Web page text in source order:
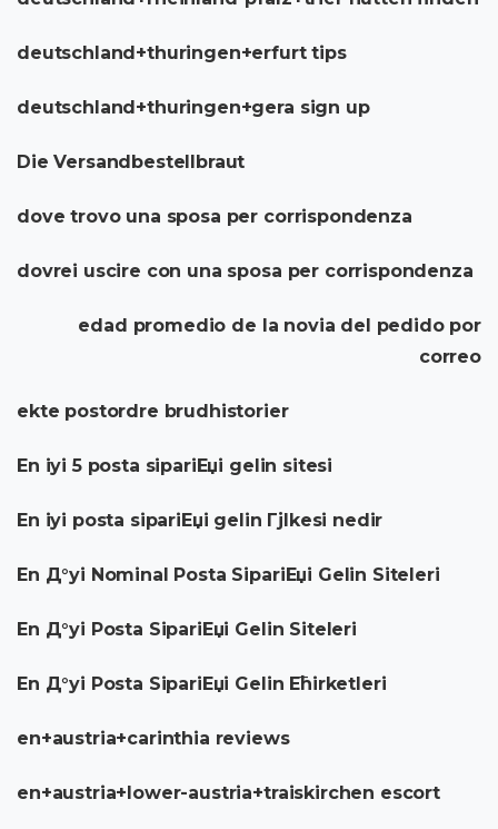
deutschland+thuringen+erfurt tips
deutschland+thuringen+gera sign up
Die Versandbestellbraut
dove trovo una sposa per corrispondenza
dovrei uscire con una sposa per corrispondenza
edad promedio de la novia del pedido por
correo
ekte postordre brudhistorier
En iyi 5 posta sipariЕџi gelin sitesi
En iyi posta sipariЕџi gelin Гјlkesi nedir
En Д°yi Nominal Posta SipariЕџi Gelin Siteleri
En Д°yi Posta SipariЕџi Gelin Siteleri
En Д°yi Posta SipariЕџi Gelin Ећirketleri
en+austria+carinthia reviews
en+austria+lower-austria+traiskirchen escort